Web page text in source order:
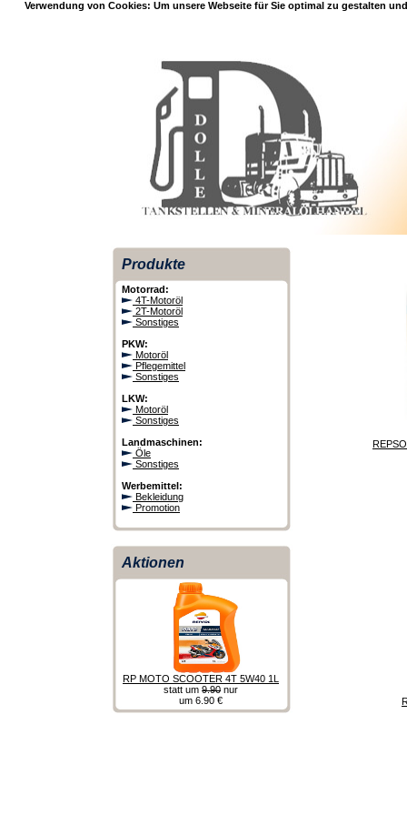
Verwendung von Cookies: Um unsere Webseite für Sie optimal zu gestalten
Produkte
Motorrad:
4T-Motoröl
2T-Motoröl
Sonstiges
PKW:
Motoröl
Pflegemittel
Sonstiges
LKW:
Motoröl
Sonstiges
Landmaschinen:
Öle
Sonstiges
Werbemittel:
Bekleidung
Promotion
Aktionen
RP MOTO SCOOTER 4T 5W40 1L
statt um 9.90 nur
um 6.90 €